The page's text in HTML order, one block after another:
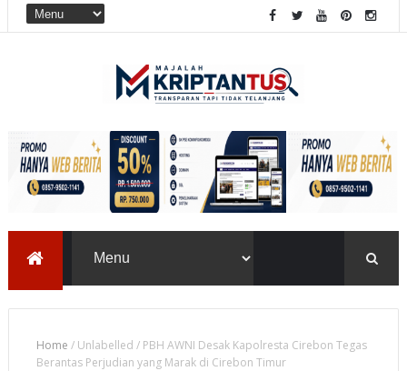
Home /Unlabelled / PBH AWNI Desak Kapolresta Cirebon Tegas
Berantas Perjudian yang Marak di Cirebon Timur